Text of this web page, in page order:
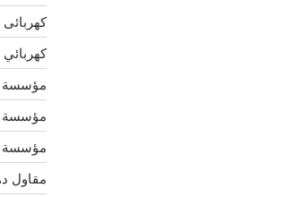
مؤسسة
مؤسسة
مؤسسة
مقاول